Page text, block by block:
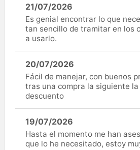
21/07/2026
Es genial encontrar lo que
tan sencillo de tramitar en los
a usarlo.
20/07/2026
Fácil de manejar, con buenos
tras una compra la siguiente
descuento
19/07/2026
Hasta el momento me han
que lo he necesitado, estoy